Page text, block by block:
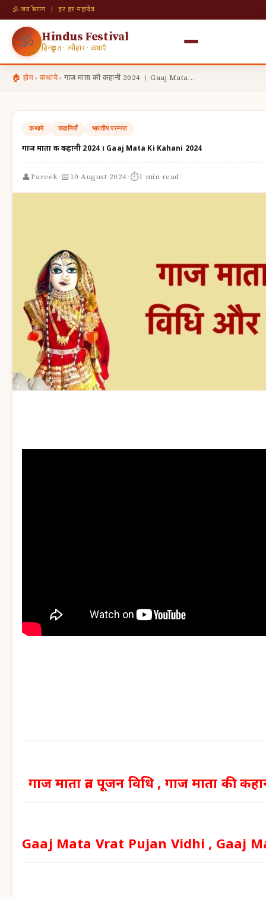
🕉 जय श्री राम | हर हर महादेव
🕉 Hindus Festival
हिन्दू व्रत · त्यौहार · कथाएँ
🏠 होम› कथाये› गाज माता की कहानी 2024 । Gaaj Mata…
कथाये कहानियाँ भारतीय परम्परा
गाज माता की कहानी 2024 । Gaaj Mata Ki Kahani 2024
👤Pareek·📅10 August 2024·⏱1 min read
गाज माता व्रत पूजन विधि , गाज माता की
Gaaj Mata Vrat Pujan Vidhi , Gaaj